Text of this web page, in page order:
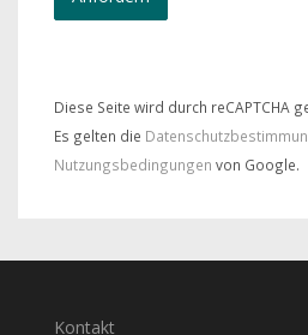
Diese Seite wird durch reCAPTCHA
Es gelten die
Nutzungsbedingungen von Google.
Kontakt